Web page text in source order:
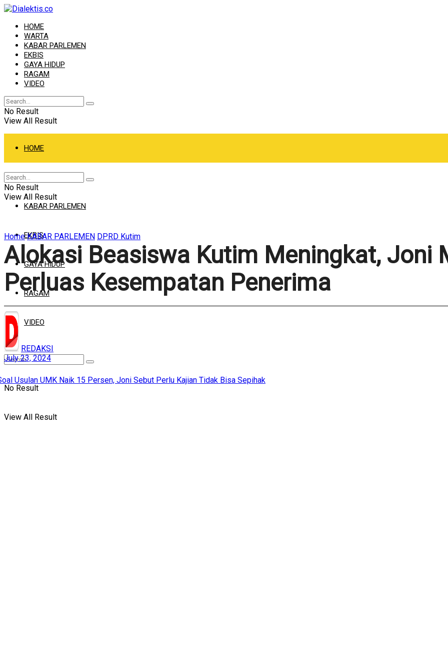
HOME
WARTA
KABAR PARLEMEN
EKBIS
GAYA HIDUP
RAGAM
VIDEO
No Result
View All Result
HOME
WARTA
KABAR PARLEMEN
EKBIS
GAYA HIDUP
RAGAM
VIDEO
No Result
View All Result
No Result
View All Result
Home KABAR PARLEMEN DPRD Kutim
Alokasi Beasiswa Kutim Meningkat, Joni
Perluas Kesempatan Penerima
REDAKSI
July 23, 2024